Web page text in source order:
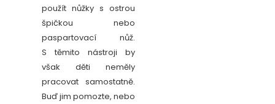
použít nůžky s ostrou
špičkou nebo
paspartovací nůž.
S těmito nástroji by
však děti neměly
pracovat samostatně.
Buď jim pomozte, nebo